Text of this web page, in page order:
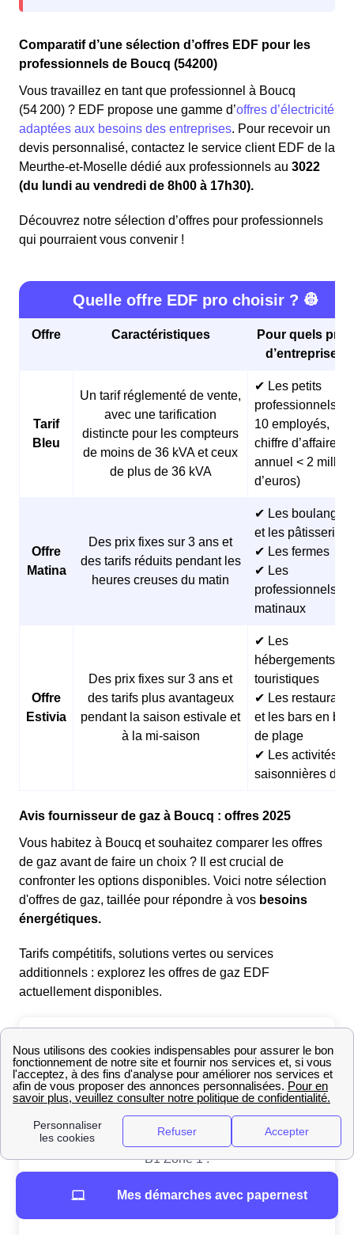
Comparatif d’une sélection d’offres EDF pour les
professionnels de Boucq (54200)
Vous travaillez en tant que professionnel à Boucq
(54 200) ? EDF propose une gamme d’offres d’électricité
adaptées aux besoins des entreprises. Pour recevoir un
devis personnalisé, contactez le service client EDF de la
Meurthe-et-Moselle dédié aux professionnels au 3022
(du lundi au vendredi de 8h00 à 17h30).
Découvrez notre sélection d’offres pour professionnels
qui pourraient vous convenir !
Quelle offre EDF pro choisir ? 👷
Offre Caractéristiques
Pour quels
d’entreprises
Tarif
Bleu
Un tarif réglementé de vente,
avec une tarification
distincte pour les compteurs
de moins de 36 kVA et ceux
de plus de 36 kVA
✔ Les petits
professionnels (<
10 employés,
chiffre d’affaires
annuel < 2
d’euros)
Offre
Matina
Des prix fixes sur 3 ans et
des tarifs réduits pendant les
heures creuses du matin
✔ Les
et les pâtisseries
✔ Les fermes
✔ Les
professionnels
matinaux
Offre
Estivia
Des prix fixes sur 3 ans et
des tarifs plus avantageux
pendant la saison estivale et
à la mi-saison
✔ Les
hébergements
touristiques
✔ Les restaurants
et les bars en
de plage
✔ Les activités
saisonnières
Avis fournisseur de gaz à Boucq : offres 2025
Vous habitez à Boucq et souhaitez comparer les offres
de gaz avant de faire un choix ? Il est crucial de
confronter les options disponibles. Voici notre sélection
d'offres de gaz, taillée pour répondre à vos besoins
énergétiques.
Tarifs compétitifs, solutions vertes ou services
additionnels : explorez les offres de gaz EDF
actuellement disponibles.
Mes démarches avec papernest